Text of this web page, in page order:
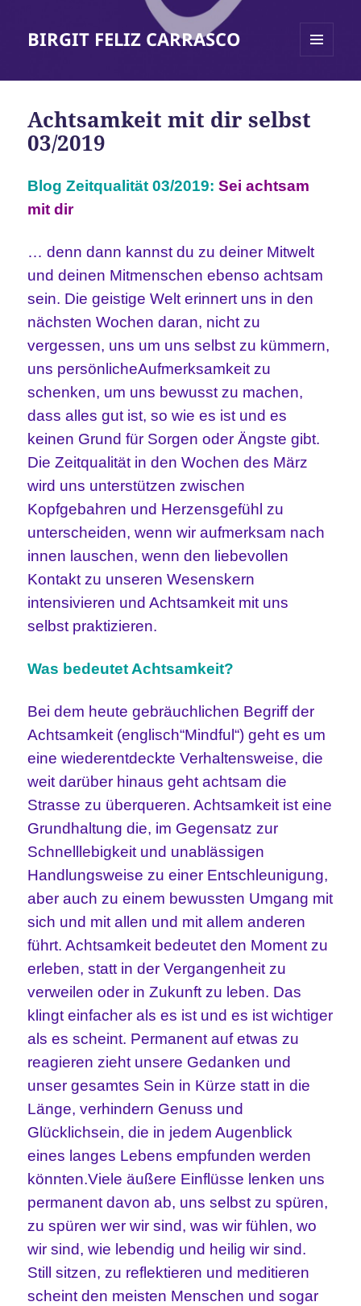
BIRGIT FELIZ CARRASCO
Achtsamkeit mit dir selbst
03/2019
Blog Zeitqualität03/2019:Sei achtsam
mit dir
… denn dann kannst du zu deiner Mitwelt
und deinen Mitmenschen ebenso achtsam
sein. Die geistige Welt erinnert uns in den
nächsten Wochen daran, nicht zu
vergessen, uns um uns selbst zu kümmern,
uns persönlicheAufmerksamkeit zu
schenken, um uns bewusst zu machen,
dass alles gut ist, so wie es ist und es
keinen Grund für Sorgen oder Ängste gibt.
Die Zeitqualität in den Wochen des März
wird uns unterstützen zwischen
Kopfgebahren und Herzensgefühl zu
unterscheiden, wenn wir aufmerksam nach
innen lauschen, wenn den liebevollen
Kontakt zu unseren Wesenskern
intensivieren und Achtsamkeit mit uns
selbst praktizieren.
Was bedeutet Achtsamkeit?
Bei dem heute gebräuchlichen Begriff der
Achtsamkeit (englisch“Mindful“) geht es um
eine wiederentdeckte Verhaltensweise, die
weit darüber hinaus geht achtsam die
Strasse zu überqueren. Achtsamkeit ist eine
Grundhaltung die, im Gegensatz zur
Schnelllebigkeit und unablässigen
Handlungsweise zu einer Entschleunigung,
aber auch zu einem bewussten Umgang mit
sich und mit allen und mit allem anderen
führt. Achtsamkeit bedeutet den Moment zu
erleben, statt in der Vergangenheit zu
verweilen oder in Zukunft zu leben. Das
klingt einfacher als es ist und es ist wichtiger
als es scheint. Permanent auf etwas zu
reagieren zieht unsere Gedanken und
unser gesamtes Sein in Kürze statt in die
Länge, verhindern Genuss und
Glücklichsein, die in jedem Augenblick
eines langes Lebens empfunden werden
könnten.Viele äußere Einflüsse lenken uns
permanent davon ab, uns selbst zu spüren,
zu spüren wer wir sind, was wir fühlen, wo
wir sind, wie lebendig und heilig wir sind.
Still sitzen, zu reflektieren und meditieren
scheint den meisten Menschen und sogar